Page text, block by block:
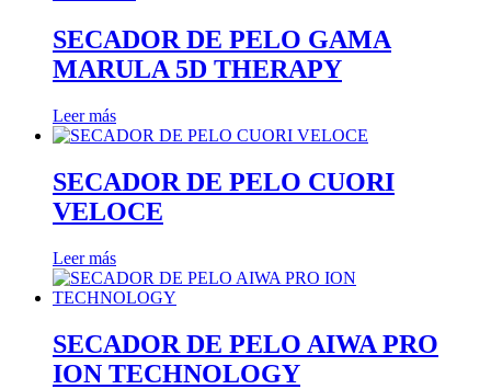
SECADOR DE PELO GAMA
MARULA 5D THERAPY
Leer más
SECADOR DE PELO CUORI
VELOCE
Leer más
SECADOR DE PELO AIWA PRO
ION TECHNOLOGY